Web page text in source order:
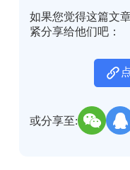
如果您觉得这篇文
紧分享给他们吧：
或分享至: